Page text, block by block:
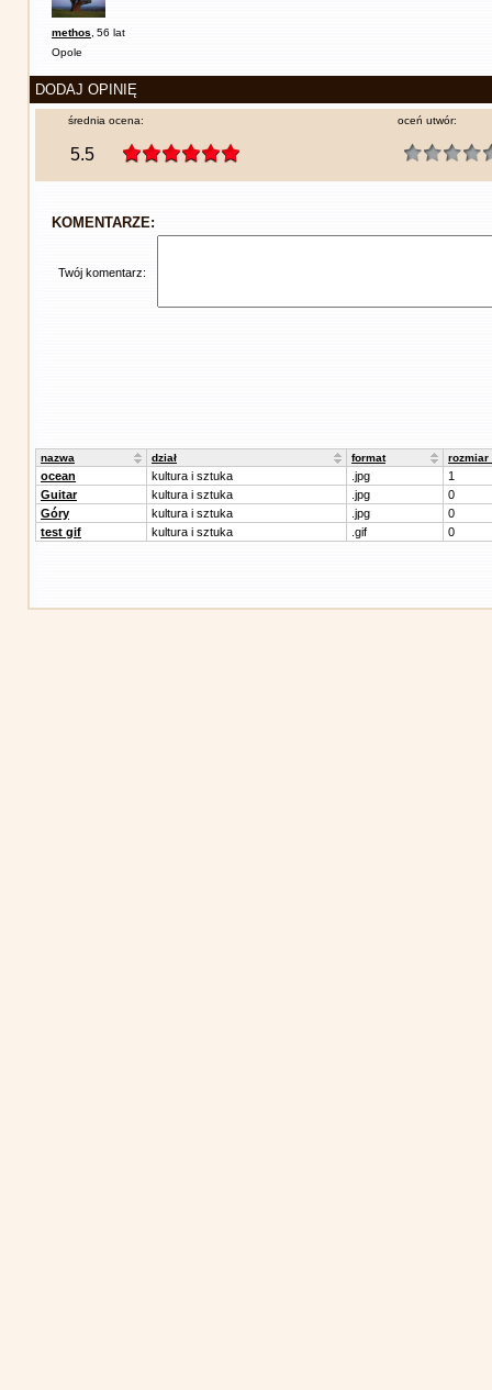
methos 56 lat
Opole
DODAJ OPINIĘ
średnia ocena:
5.5
oceń utwór:
KOMENTARZE:
Twój komentarz:
nazwa dział format rozmiar
ocean kultura i sztuka .jpg
1
Guitar
kultura i sztuka .jpg
0
Góry
kultura i sztuka .jpg
0
test gif
kultura i sztuka .gif 0